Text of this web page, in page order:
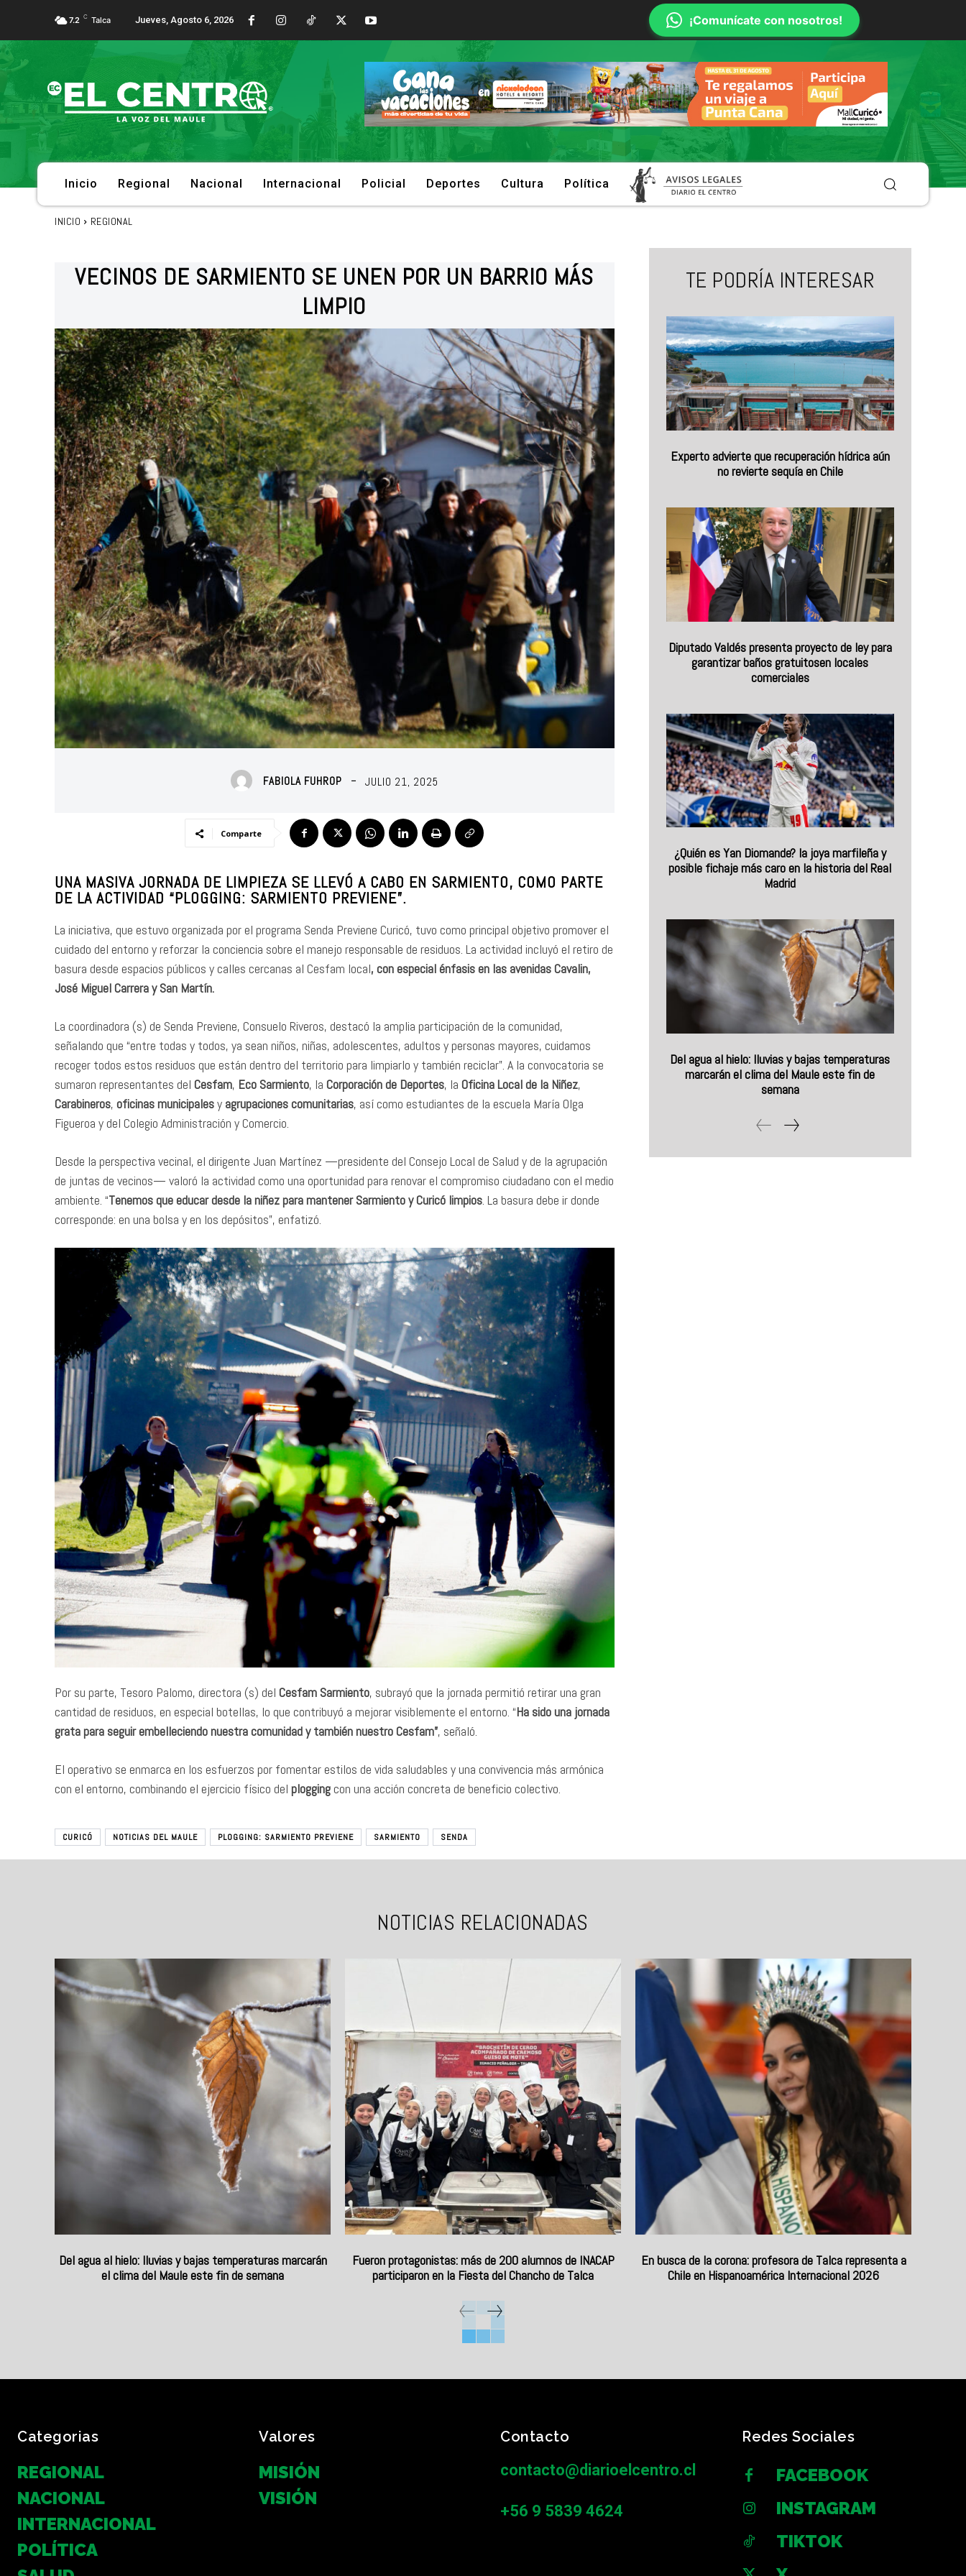
7.2 C Talca Jueves, Agosto 6, 2026 ¡Comunícate con nosotros!
Inicio Regional Nacional Internacional Policial Deportes Cultura Política
INICIO REGIONAL
VECINOS DE SARMIENTO SE UNEN POR UN BARRIO MÁS
LIMPIO
FABIOLA FUHROP JULIO 21, 2025
Comparte
UNA MASIVA JORNADA DE LIMPIEZA SE LLEVÓ A CABO EN SARMIENTO, COMO PARTE
DE LA ACTIVIDAD “PLOGGING: SARMIENTO PREVIENE”.
La iniciativa, que estuvo organizada por el programa Senda Previene Curicó, tuvo como principal objetivo promover el
cuidado del entorno y reforzar la conciencia sobre el manejo responsable de residuos. La actividad incluyó el retiro de
basura desde espacios públicos y calles cercanas al Cesfam local, con especial énfasis en las avenidas Cavalin,
José Miguel Carrera y San Martín.
La coordinadora (s) de Senda Previene, Consuelo Riveros, destacó la amplia participación de la comunidad,
señalando que “entre todas y todos, ya sean niños, niñas, adolescentes, adultos y personas mayores, cuidamos
recoger todos estos residuos que están dentro del territorio para limpiarlo y también reciclar”. A la convocatoria se
sumaron representantes del Cesfam, Eco Sarmiento, la Corporación de Deportes, la Oficina Local de la Niñez,
Carabineros, oficinas municipalesy agrupaciones comunitarias, así como estudiantes de la escuela María Olga
Figueroa y del Colegio Administración y Comercio.
Desde la perspectiva vecinal, el dirigente Juan Martínez —presidente del Consejo Local de Salud y de la agrupación
de juntas de vecinos— valoró la actividad como una oportunidad para renovar el compromiso ciudadano con el medio
ambiente. “Tenemos que educar desde la niñez para mantener Sarmiento y Curicó limpios. La basura debe ir donde
corresponde: en una bolsa y en los depósitos”, enfatizó.
Por su parte, Tesoro Palomo, directora (s) del Cesfam Sarmiento, subrayó que la jornada permitió retirar una gran
cantidad de residuos, en especial botellas, lo que contribuyó a mejorar visiblemente el entorno. “Ha sido una jornada
grata para seguir embelleciendo nuestra comunidad y también nuestro Cesfam”, señaló.
El operativo se enmarca en los esfuerzos por fomentar estilos de vida saludables y una convivencia más armónica
con el entorno, combinando el ejercicio físico del ploggingcon una acción concreta de beneficio colectivo.
CURICÓ NOTICIAS DEL MAULE PLOGGING: SARMIENTO PREVIENE SARMIENTO SENDA
TE PODRÍA INTERESAR
Experto advierte que recuperación hídrica aún
no revierte sequía en Chile
Diputado Valdés presenta proyecto de ley para
garantizar baños gratuitosen locales
comerciales
¿Quién es Yan Diomande? la joya marfileña y
posible fichaje más caro en la historia del Real
Madrid
Del agua al hielo: lluvias y bajas temperaturas
marcarán el clima del Maule este fin de
semana
NOTICIAS RELACIONADAS
Del agua al hielo: lluvias y bajas temperaturas marcarán
el clima del Maule este fin de semana
Fueron protagonistas: más de 200 alumnos de INACAP
participaron en la Fiesta del Chancho de Talca
En busca de la corona: profesora de Talca representa a
Chile en Hispanoamérica Internacional 2026
Categorias
REGIONAL
NACIONAL
INTERNACIONAL
POLÍTICA
Valores
MISIÓN
VISIÓN
Contacto
contacto@diarioelcentro.cl
+56 9 5839 4624
Redes Sociales
FACEBOOK
INSTAGRAM
TIKTOK